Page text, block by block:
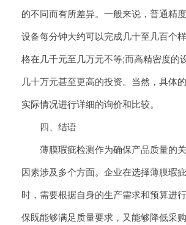
的不同而有所差异。一般来说，普通精
设备每分钟大约可以完成几十至几百个
格在几千元至几万元不等;而高精密度的
几十万元甚至更高的投资。当然，具体
实际情况进行详细的询价和比较。
四、结语
薄膜瑕疵检测作为确保产品质量的
因素涉及多个方面。企业在选择薄膜瑕
时，需要根据自身的生产需求和预算进
保既能够满足质量要求，又能够降低采